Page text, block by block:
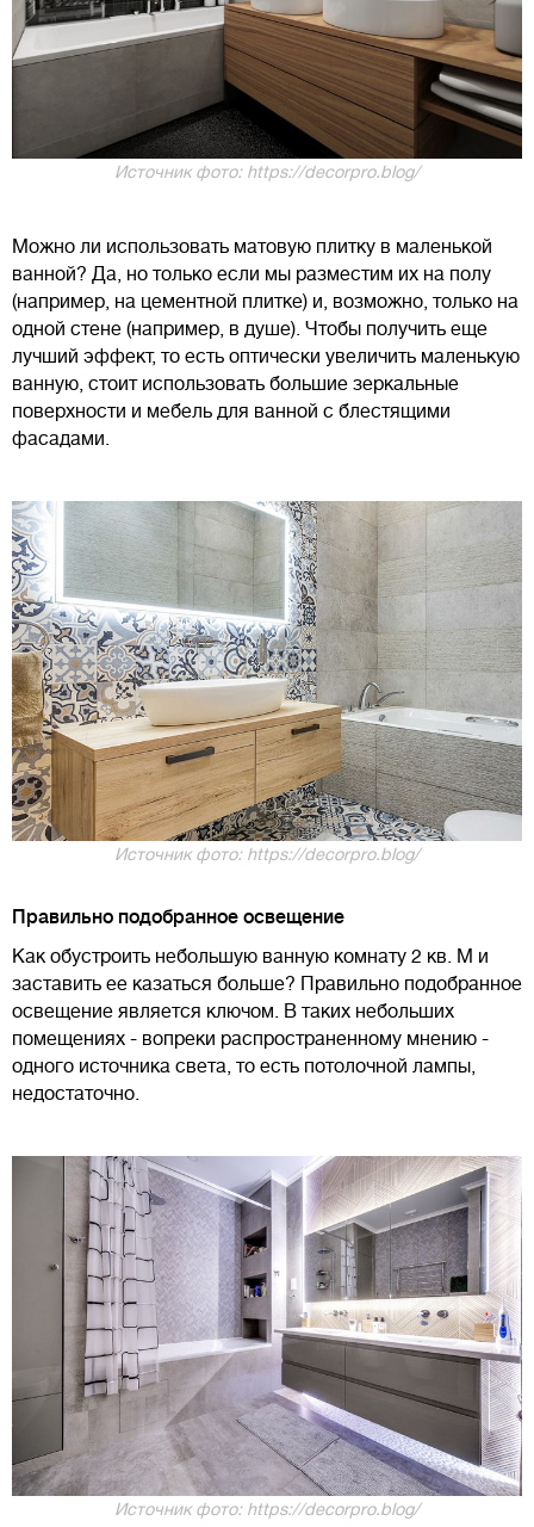
Источник фото: https://decorpro.blog/
Можно ли использовать матовую плитку в маленькой
ванной? Да, но только если мы разместим их на полу
(например, на цементной плитке) и, возможно, только на
одной стене (например, в душе). Чтобы получить еще
лучший эффект, то есть оптически увеличить маленькую
ванную, стоит использовать большие зеркальные
поверхности и мебель для ванной с блестящими
фасадами.
Источник фото: https://decorpro.blog/
Правильно подобранное освещение
Как обустроить небольшую ванную комнату 2 кв. М и
заставить ее казаться больше? Правильно подобранное
освещение является ключом. В таких небольших
помещениях - вопреки распространенному мнению -
одного источника света, то есть потолочной лампы,
недостаточно.
Источник фото: https://decorpro.blog/